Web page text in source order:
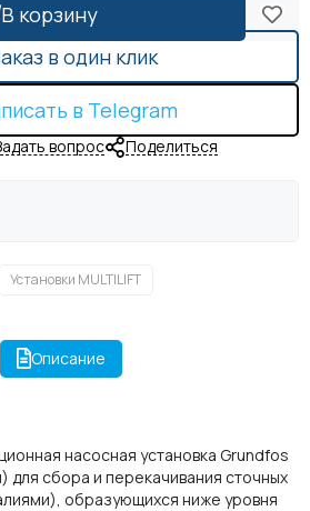
В корзину
в один клик
в Telegram
вопрос Поделиться
Установки MULTILIFT
Описание
насосная установка Grundfos
для сбора и перекачивания сточных
образующихся ниже уровня